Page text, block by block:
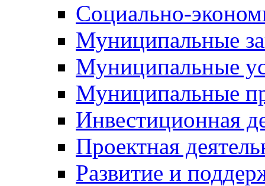
Социально-
Муниципальные
Муниципальные
Муниципальные
Инвестиционная
Проектная
Развитие и